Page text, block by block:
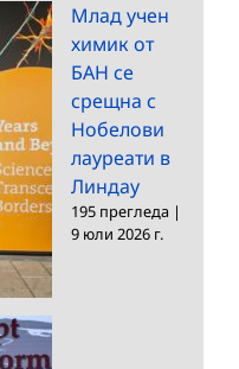
Млад учен
химик от
БАН се
срещна с
Нобелови
лауреати в
Линдау
195 прегледа |
9 юли 2026 г.